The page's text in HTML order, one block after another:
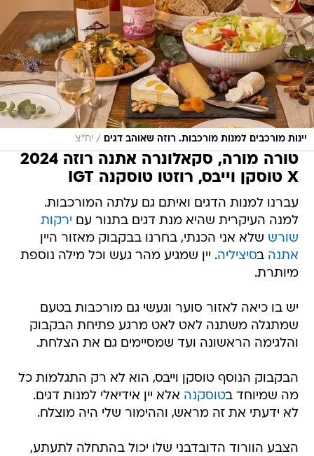
יינות מורכבים למנות מורכבות. רוזה שאוהב דגים / יח"צ
טורה מורה, סקאלונרה אתנה רוזה 2024
X טוסקן וייבס, רוזטו טוסקנה IGT
עברנו למנות הדגים ואיתם גם עלתה המורכבות.
למנה העיקרית שהיא מנת דגים בתנור עם ירקות
שורש שלא אני הכנתי, בחרנו בבקבוק מאזור היין
אתנה בסיציליה. יין שמגיע מהר געש וכל מילה נוספת
מיותרת.
יש בו כיאה לאזור סוער וגעשי גם מורכבות בטעם
שמתגלה משתנה לאט לאט מרגע פתיחת הבקבוק
והלגימה הראשונה ועד שמסיימים גם את הצלחת.
הבקבוק הנוסף טוסקן וייבס, הוא לא רק התגלמות כל
מה שמיוחד בטוסקנה אלא יין אידיאלי למנות דגים.
לא ידעתי את זה מראש, וההימור שלי היה מוצלח.
הצבע הוורוד הדובדבני שלו יכול בהתחלה לתעתע,